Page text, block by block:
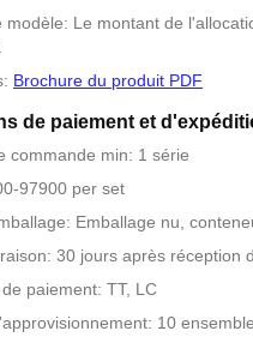
modèle: Le montant de
Brochure du produit PDF
de paiement et
commande min: 1 série
97900 per set
Emballage nu,
30 jours après réception
paiement: TT, LC
10